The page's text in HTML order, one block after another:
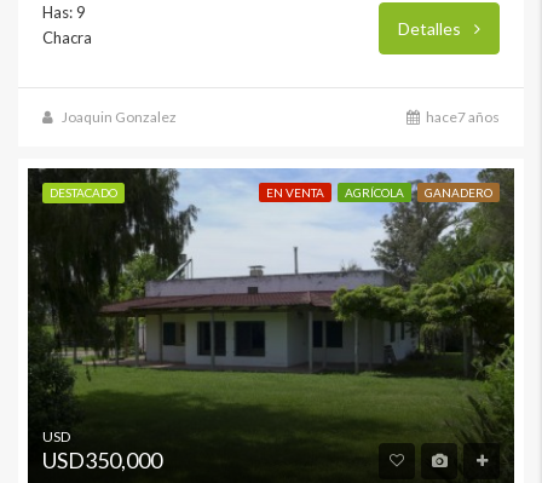
Has: 9
Chacra
Detalles
Joaquin Gonzalez hace7 años
DESTACADO EN VENTA AGRÍCOLA GANADERO
USD
USD350,000